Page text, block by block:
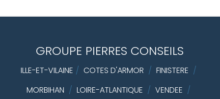
GROUPE PIERRES CONSEILS
ILLE-ET-VILAINE / COTES D'ARMOR / FINISTERE /
MORBIHAN / LOIRE-ATLANTIQUE / VENDEE /